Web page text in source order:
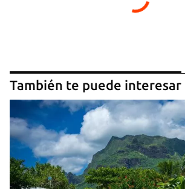
También te puede interesar